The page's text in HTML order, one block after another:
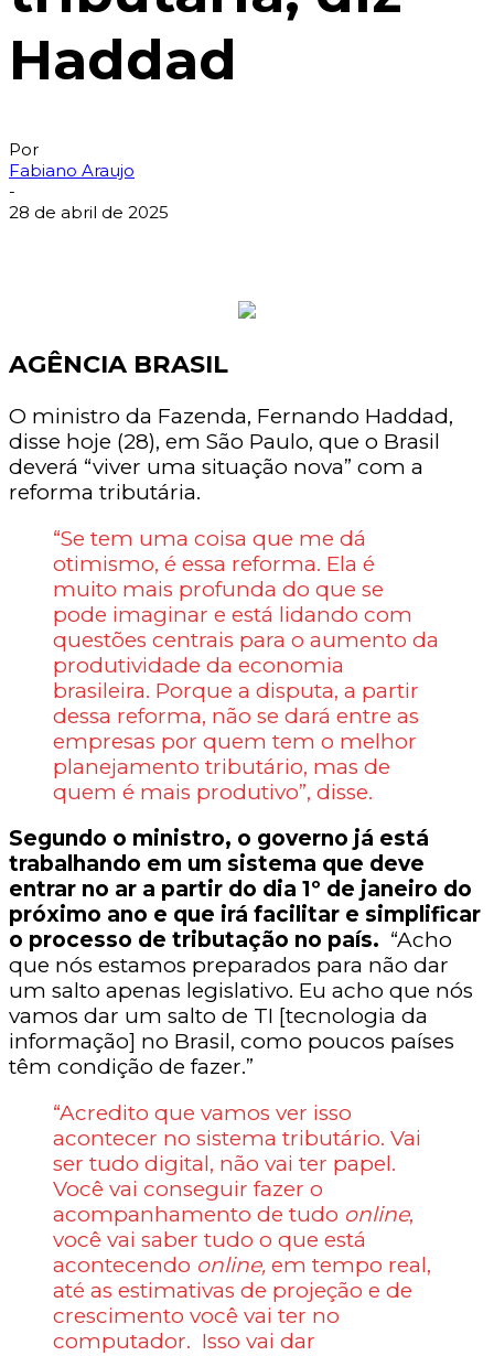
Haddad
Por
Fabiano Araujo
-
28 de abril de 2025
AGÊNCIA BRASIL
O ministro da Fazenda, Fernando Haddad,
disse hoje (28), em São Paulo, que o Brasil
deverá “viver uma situação nova” com a
reforma tributária.
“Se tem uma coisa que me dá
otimismo, é essa reforma. Ela é
muito mais profunda do que se
pode imaginar e está lidando com
questões centrais para o aumento da
produtividade da economia
brasileira. Porque a disputa, a partir
dessa reforma, não se dará entre as
empresas por quem tem o melhor
planejamento tributário, mas de
quem é mais produtivo”, disse.
Segundo o ministro, o governo já está
trabalhando em um sistema que deve
entrar no ar a partir do dia 1º de janeiro do
próximo ano e que irá facilitar e simplificar
o processo de tributação no país. “Acho
que nós estamos preparados para não dar
um salto apenas legislativo. Eu acho que nós
vamos dar um salto de TI [tecnologia da
informação] no Brasil, como poucos países
têm condição de fazer.”
“Acredito que vamos ver isso
acontecer no sistema tributário. Vai
ser tudo digital, não vai ter papel.
Você vai conseguir fazer o
acompanhamento de tudo online,
você vai saber tudo o que está
acontecendo online, em tempo real,
até as estimativas de projeção e de
crescimento você vai ter no
computador. Isso vai dar